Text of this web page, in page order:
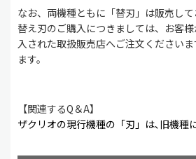
なお、両機種ともに「替刃」は販売して
替え刃のご購入につきましては、お客
入された取扱販売店へご注文ください
ます。
【関連するQ＆A】
ザクリオの現行機種の「刃」は､旧機種